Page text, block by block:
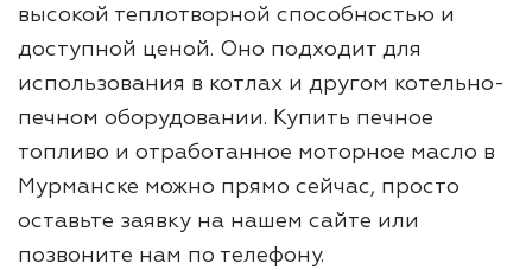
высокой теплотворной способностью и
доступной ценой. Оно подходит для
использования в котлах и другом котельно-
печном оборудовании. Купить печное
топливо и отработанное моторное масло в
Мурманске можно прямо сейчас, просто
оставьте заявку на нашем сайте или
позвоните нам по телефону.